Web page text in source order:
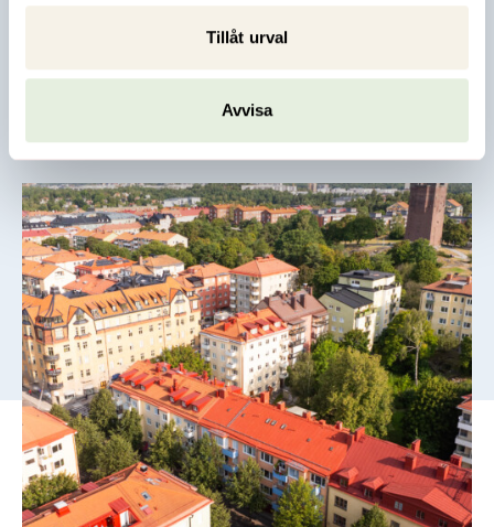
Tillåt urval
Avvisa
Läs mer om Sundbyberg